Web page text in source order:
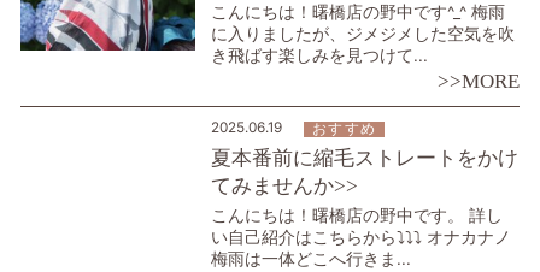
こんにちは！曙橋店の野中です^_^ 梅雨
に入りましたが、ジメジメした空気を吹
き飛ばす楽しみを見つけて...
>>MORE
2025.06.19 おすすめ
夏本番前に縮毛ストレートをかけ
てみませんか>>
こんにちは！曙橋店の野中です。 詳し
い自己紹介はこちらから⤵︎⤵︎⤵︎ オナカナノ
梅雨は一体どこへ行きま...